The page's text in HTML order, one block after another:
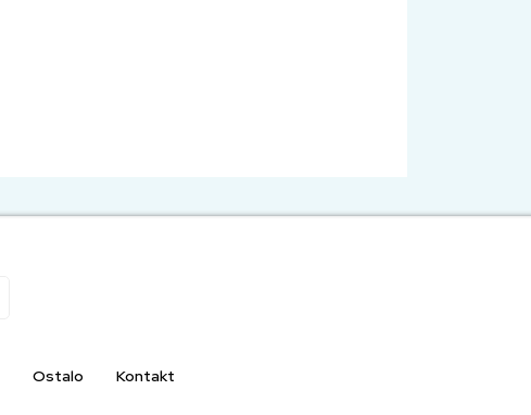
Ostalo Kontakt